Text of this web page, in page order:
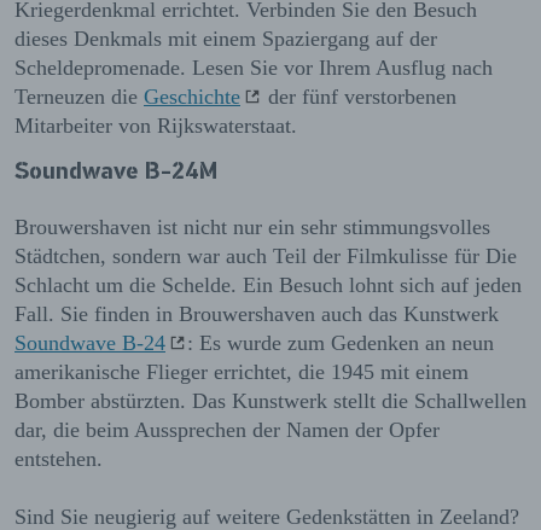
Kriegerdenkmal errichtet. Verbinden Sie den Besuch
dieses Denkmals mit einem Spaziergang auf der
Scheldepromenade. Lesen Sie vor Ihrem Ausflug nach
Terneuzen die Geschichte
der fünf verstorbenen
Mitarbeiter von Rijkswaterstaat.
Soundwave B-24M
Brouwershaven ist nicht nur ein sehr stimmungsvolles
Städtchen, sondern war auch Teil der Filmkulisse für Die
Schlacht um die Schelde. Ein Besuch lohnt sich auf jeden
Fall. Sie finden in Brouwershaven auch das Kunstwerk
Soundwave B-24
: Es wurde zum Gedenken an neun
amerikanische Flieger errichtet, die 1945 mit einem
Bomber abstürzten. Das Kunstwerk stellt die Schallwellen
dar, die beim Aussprechen der Namen der Opfer
entstehen.
Sind Sie neugierig auf weitere Gedenkstätten in Zeeland?